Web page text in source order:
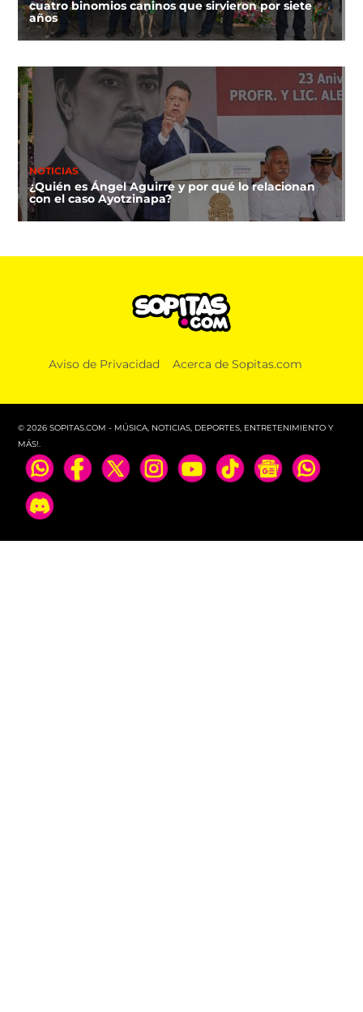
cuatro binomios caninos que sirvieron por siete
años
NOTICIAS
¿Quién es Ángel Aguirre y por qué lo relacionan
con el caso Ayotzinapa?
Lucas, el primer lomito que recibirá pensión
Aviso de Privacidad Acerca de Sopitas.com
© 2026 SOPITAS.COM - MÚSICA, NOTICIAS, DEPORTES, ENTRETENIMIENTO Y
MÁS!.